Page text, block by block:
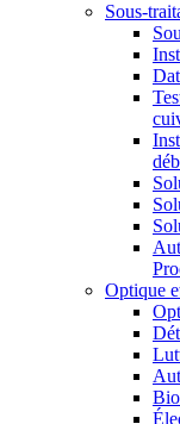
Sous-
Optique